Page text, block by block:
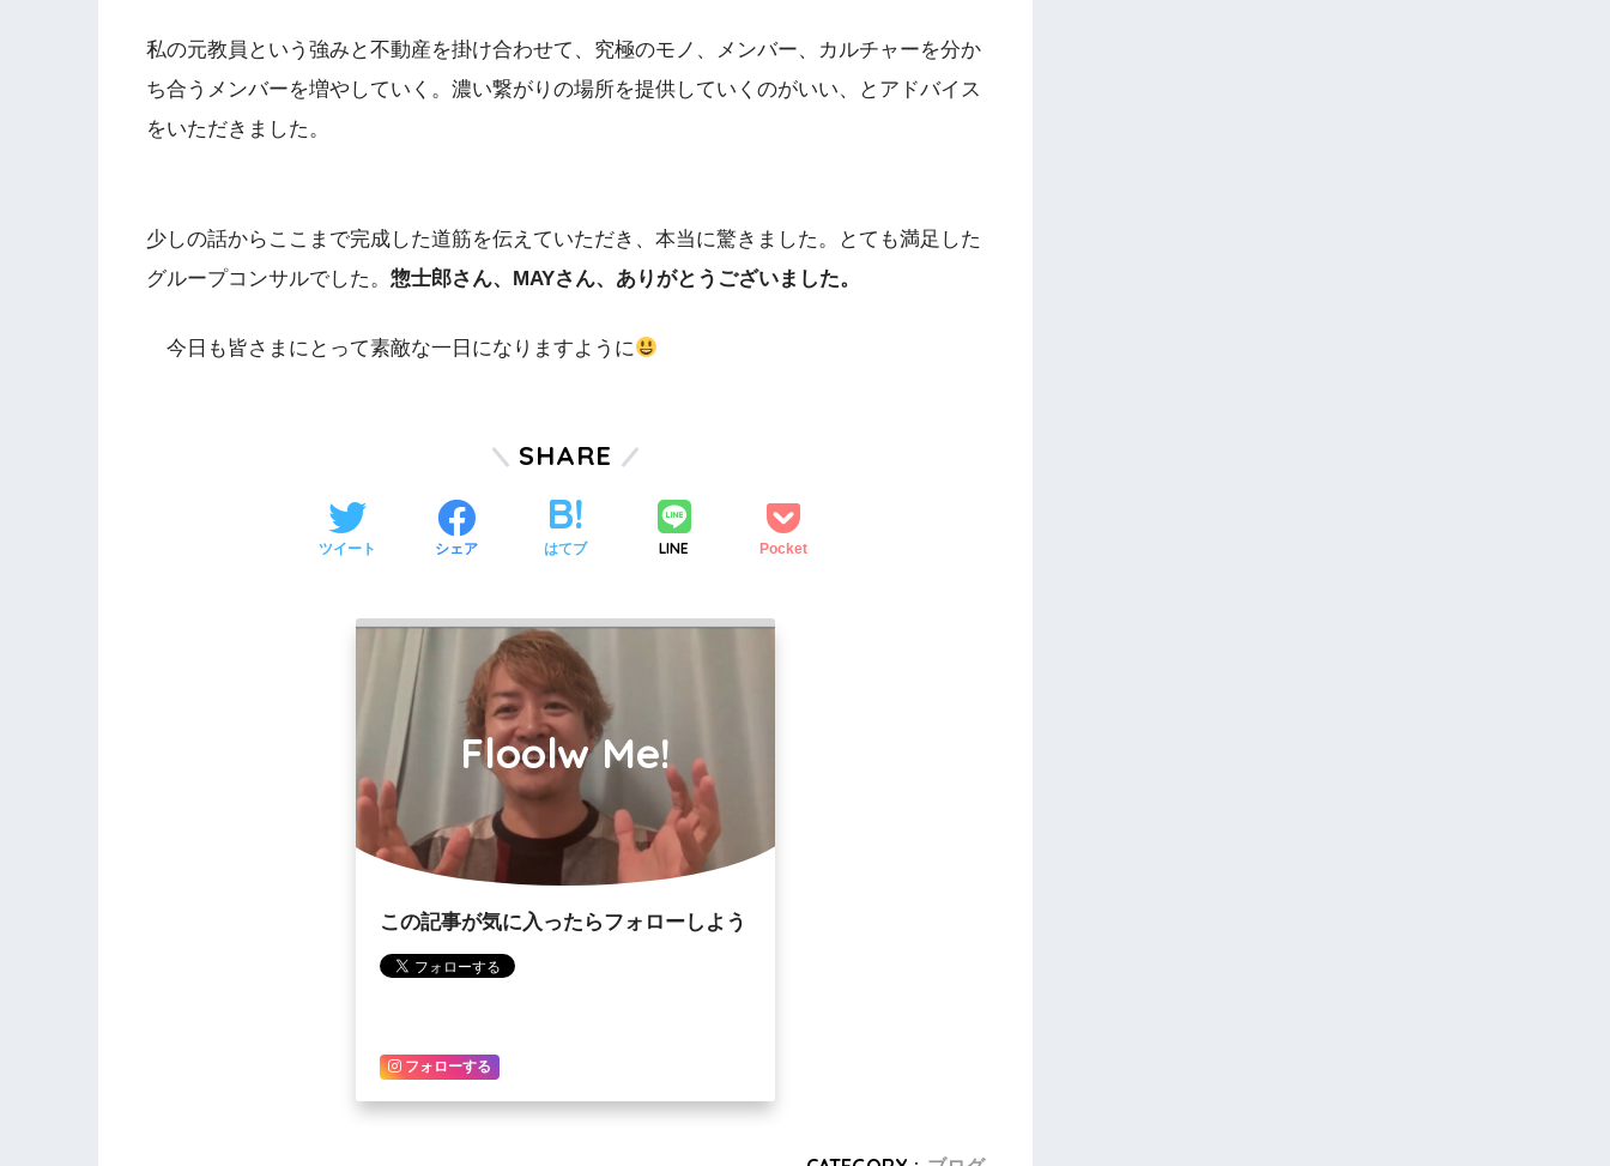
私の元教員という強みと不動産を掛け合わせて、究極のモノ、メンバー、カルチャーを分か
ち合うメンバーを増やしていく。濃い繋がりの場所を提供していくのがいい、とアドバイス
をいただきました。
少しの話からここまで完成した道筋を伝えていただき、本当に驚きました。とても満足した
グループコンサルでした。 惣士郎さん、MAYさん、ありがとうございました。
今日も皆さまにとって素敵な一日になりますように
SHARE
ツイート シェア はてブ LINE Pocket
Floolw Me!
この記事が気に入ったらフォローしよう
フォローする